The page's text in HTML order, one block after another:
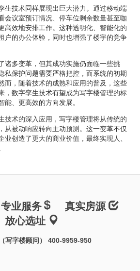
生技术同样展现出巨大潜力。通过移动端
会议室预订情况、停车位剩余数量甚至咖
高效地安排工作。这种透明化、智能化的
户的办公体验，同时也增强了楼宇的竞争
诸多变革，但其成功实施仍面临一些挑
私保护问题需要严格把控，而系统的初期
而，随着技术的成熟和应用的普及，这些
，数字孪生技术有望成为写字楼管理的标
能、更高效的方向发展。
技术的深入应用，写字楼管理将从传统的
从被动响应转向主动预测。这一变革不仅
业创造了更大的商业价值，最终实现人、
专业服务
真实房源
放心选址
写字楼顾问） 400-9959-950